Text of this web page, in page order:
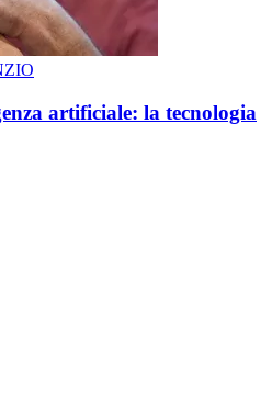
artificiale: la tecnologia